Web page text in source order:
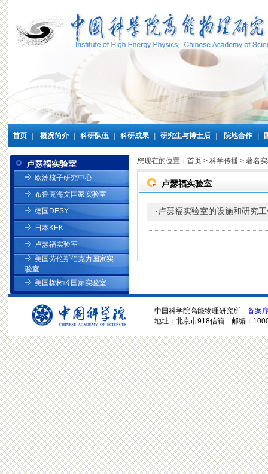
首页 概况简介 科研队伍 科研成果 研究生与博士后 院地合作
卢瑟福实验室
欧洲核子研究中心
布鲁克海文国家实验室
德国DESY
日本KEK
卢瑟福实验室
美国劳伦斯伯克力国家实
验室
美国橡树岭国家实验室
您现在的位置： 首页> 科学传播> 著名
卢瑟福实验室
· 卢瑟福实验室的设施和研究
中国科学院高能物理研究所 备案
地址：北京市918信箱 邮编：